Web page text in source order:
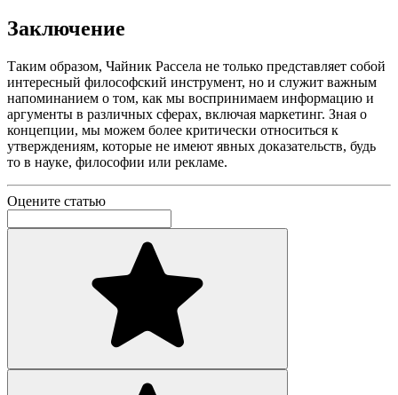
Заключение
Таким образом, Чайник Рассела не только представляет собой
интересный философский инструмент, но и служит важным
напоминанием о том, как мы воспринимаем информацию и
аргументы в различных сферах, включая маркетинг. Зная о
концепции, мы можем более критически относиться к
утверждениям, которые не имеют явных доказательств, будь
то в науке, философии или рекламе.
Оцените статью